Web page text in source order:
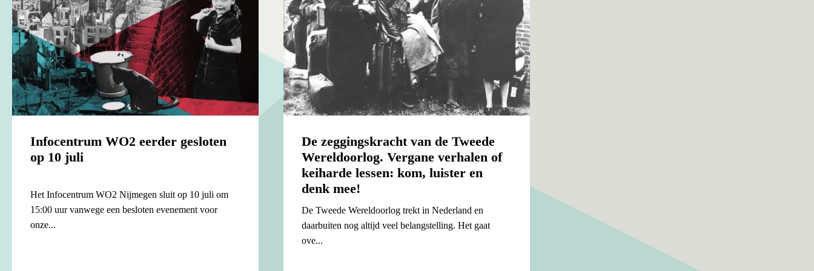
Infocentrum WO2 eerder gesloten
op 10 juli
Het Infocentrum WO2 Nijmegen sluit op 10 juli om
15:00 uur vanwege een besloten evenement voor
onze...
De zeggingskracht van de Tweede
Wereldoorlog. Vergane verhalen of
keiharde lessen: kom, luister en
denk mee!
De Tweede Wereldoorlog trekt in Nederland en
daarbuiten nog altijd veel belangstelling. Het gaat
ove...